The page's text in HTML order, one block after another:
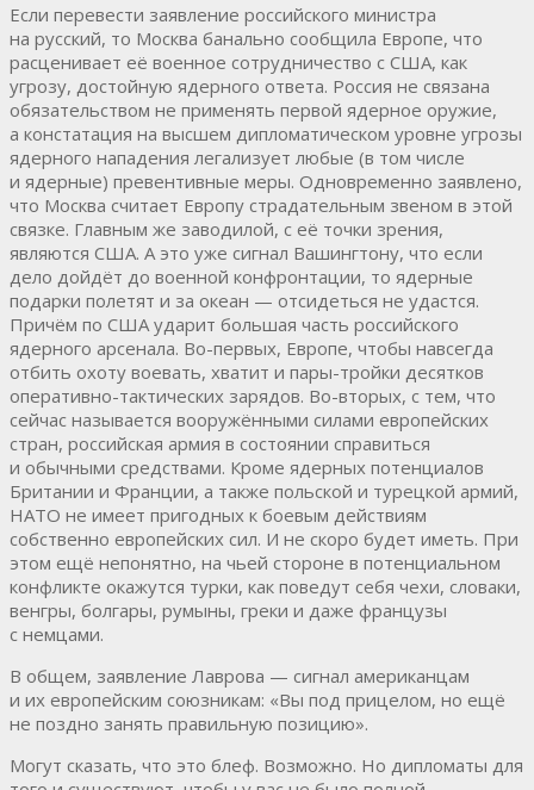
Если перевести заявление российского министра
на русский, то Москва банально сообщила Европе, что
расценивает её военное сотрудничество с США, как
угрозу, достойную ядерного ответа. Россия не связана
обязательством не применять первой ядерное оружие,
а констатация на высшем дипломатическом уровне угрозы
ядерного нападения легализует любые (в том числе
и ядерные) превентивные меры. Одновременно заявлено,
что Москва считает Европу страдательным звеном в этой
связке. Главным же заводилой, с её точки зрения,
являются США. А это уже сигнал Вашингтону, что если
дело дойдёт до военной конфронтации, то ядерные
подарки полетят и за океан — отсидеться не удастся.
Причём по США ударит большая часть российского
ядерного арсенала. Во-первых, Европе, чтобы навсегда
отбить охоту воевать, хватит и пары-тройки десятков
оперативно-тактических зарядов. Во-вторых, с тем, что
сейчас называется вооружёнными силами европейских
стран, российская армия в состоянии справиться
и обычными средствами. Кроме ядерных потенциалов
Британии и Франции, а также польской и турецкой армий,
НАТО не имеет пригодных к боевым действиям
собственно европейских сил. И не скоро будет иметь. При
этом ещё непонятно, на чьей стороне в потенциальном
конфликте окажутся турки, как поведут себя чехи, словаки,
венгры, болгары, румыны, греки и даже французы
с немцами.
В общем, заявление Лаврова — сигнал американцам
и их европейским союзникам: «Вы под прицелом, но ещё
не поздно занять правильную позицию».
Могут сказать, что это блеф. Возможно. Но дипломаты для